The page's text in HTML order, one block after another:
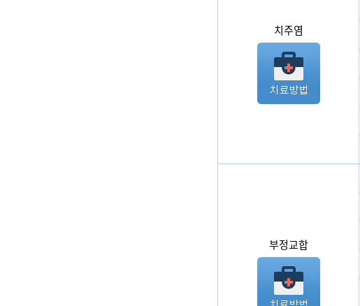
치주염
부정교합